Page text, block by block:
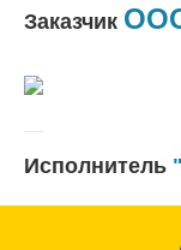
Заказчик
Исполнитель